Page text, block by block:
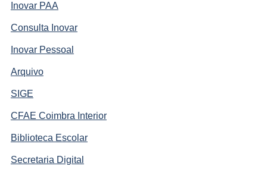
Inovar PAA
Consulta Inovar
Inovar Pessoal
Arquivo
SIGE
CFAE Coimbra Interior
Biblioteca Escolar
Secretaria Digital